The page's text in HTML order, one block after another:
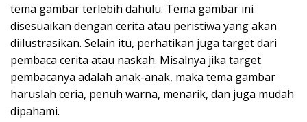
tema gambar terlebih dahulu. Tema gambar ini
disesuaikan dengan cerita atau peristiwa yang akan
diilustrasikan. Selain itu, perhatikan juga target dari
pembaca cerita atau naskah. Misalnya jika target
pembacanya adalah anak-anak, maka tema gambar
haruslah ceria, penuh warna, menarik, dan juga mudah
dipahami.